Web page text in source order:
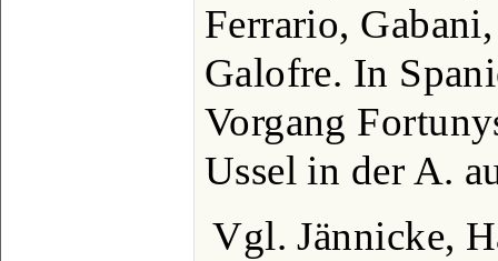
Ferrario,
Galofre. In
Vorgang
Ussel in der A.
Vgl. Jännicke,